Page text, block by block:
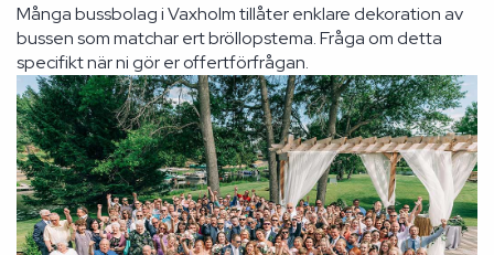
Många bussbolag i Vaxholm tillåter enklare dekoration av
bussen som matchar ert bröllopstema. Fråga om detta
specifikt när ni gör er offertförfrågan.